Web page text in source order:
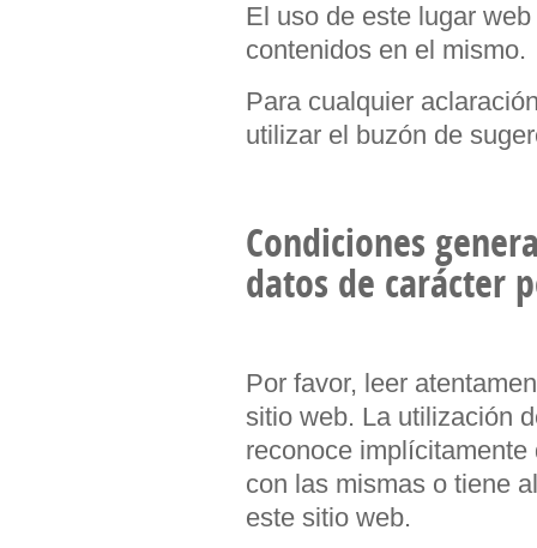
El uso de este lugar
contenidos en el mismo.
Para cualquier
utilizar el buzón de
Condiciones
datos de carácter
Por favor, leer
sitio web. La utilización
reconoce
con las mismas o tiene
este sitio web.